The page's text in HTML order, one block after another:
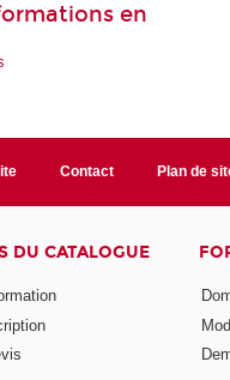
en
Contact Plan de
DU CATALOGUE